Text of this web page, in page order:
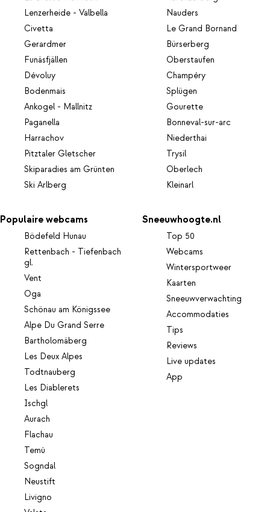
Lenzerheide - Valbella
Civetta
Gerardmer
Funäsfjällen
Dévoluy
Bodenmais
Ankogel - Mallnitz
Paganella
Harrachov
Pitztaler Gletscher
Skiparadies am Grünten
Ski Arlberg
Nauders
Le Grand Bornand
Bürserberg
Oberstaufen
Champéry
Splügen
Gourette
Bonneval-sur-arc
Niederthai
Trysil
Oberlech
Kleinarl
Populaire webcams
Bödefeld Hunau
Rettenbach - Tiefenbach
gl.
Vent
Oga
Schönau am Königssee
Alpe Du Grand Serre
Bartholomäberg
Les Deux Alpes
Todtnauberg
Les Diablerets
Ischgl
Aurach
Flachau
Temù
Sogndal
Neustift
Livigno
Sneeuwhoogte.nl
Top 50
Webcams
Wintersportweer
Kaarten
Sneeuwverwachting
Accommodaties
Tips
Reviews
Live updates
App